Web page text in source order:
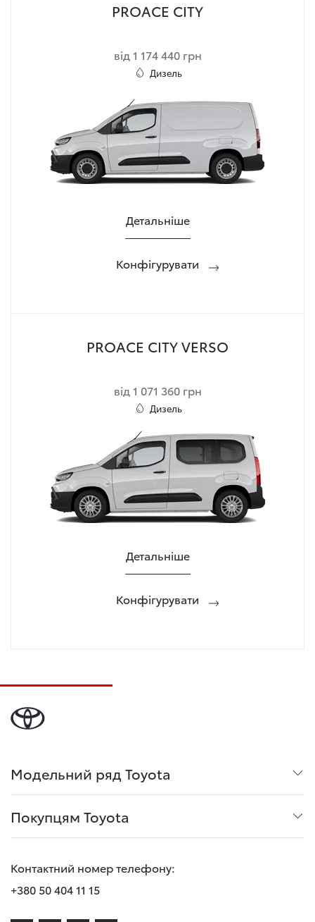
PROACE CITY
від 1 174 440 грн
Дизель
Детальніше
Конфігурувати
PROACE CITY VERSO
від 1 071 360 грн
Дизель
Детальніше
Конфігурувати
Модельний ряд Toyota
Покупцям Toyota
Контактний номер телефону:
+380 50 404 11 15